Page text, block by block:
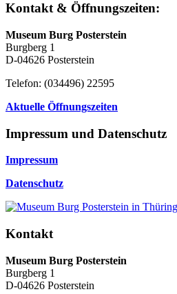
Kontakt & Öffnungszeiten:
Museum Burg Posterstein
Burgberg 1
D-04626 Posterstein
Telefon: (034496) 22595
Aktuelle Öffnungszeiten
Impressum und Datenschutz
Impressum
Datenschutz
Kontakt
Museum Burg Posterstein
Burgberg 1
D-04626 Posterstein